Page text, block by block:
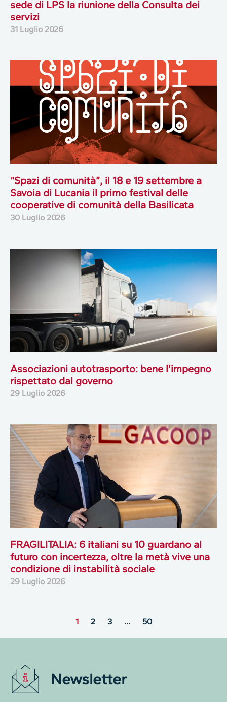
sede di LPS la riunione della Consulta dei
servizi
31 Luglio 2026
“Spazi di comunità”, il 18 e 19 settembre a
Savoia di Lucania il primo festival delle
cooperative di comunità della Basilicata
30 Luglio 2026
Associazioni autotrasporto: bene l’impegno
rispettato dal governo
29 Luglio 2026
FRAGILITALIA: 6 italiani su 10 guardano al
futuro con incertezza, oltre la metà vive una
condizione di instabilità sociale
29 Luglio 2026
1 2 3 … 50
Newsletter